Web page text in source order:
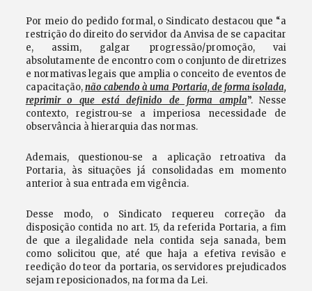
Por meio do pedido formal, o Sindicato destacou que “a
restrição do direito do servidor da Anvisa de se capacitar
e, assim, galgar progressão/promoção, vai
absolutamente de encontro com o conjunto de diretrizes
e normativas legais que amplia o conceito de eventos de
capacitação,não cabendo à uma Portaria, de forma isolada,
reprimir o que está definido de forma ampla”. Nesse
contexto, registrou-se a imperiosa necessidade de
observância à hierarquia das normas.
Ademais, questionou-se a aplicação retroativa da
Portaria, às situações já consolidadas em momento
anterior à sua entrada em vigência.
Desse modo, o Sindicato requereu correção da
disposição contida no art. 15, da referida Portaria, a fim
de que a ilegalidade nela contida seja sanada, bem
como solicitou que, até que haja a efetiva revisão e
reedição do teor da portaria, os servidores prejudicados
sejam reposicionados, na forma da Lei.